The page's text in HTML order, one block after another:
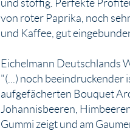
und stoffig. Perfekte
von roter Paprika, noch
und Kaffee, gut
Eichelmann Deutschlands
"(...) noch beeindruckender
aufgefächerten Bouquet
Johannisbeeren,
Gummi zeigt und am